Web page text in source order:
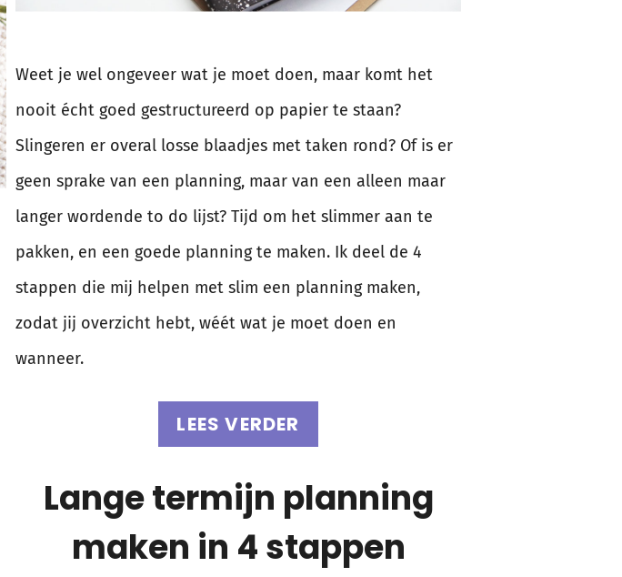
Weet je wel ongeveer wat je moet doen, maar komt het
nooit écht goed gestructureerd op papier te staan?
Slingeren er overal losse blaadjes met taken rond? Of is er
geen sprake van een planning, maar van een alleen maar
langer wordende to do lijst? Tijd om het slimmer aan te
pakken, en een goede planning te maken. Ik deel de 4
stappen die mij helpen met slim een planning maken,
zodat jij overzicht hebt, wéét wat je moet doen en
wanneer.
LEES VERDER
Lange termijn planning
maken in 4 stappen